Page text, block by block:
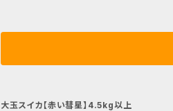
数時間前に冷やすことで、甘さが一層引き
入っております商品の底の部分が稀に
大玉スイカ【赤い彗星】4.5kg以上